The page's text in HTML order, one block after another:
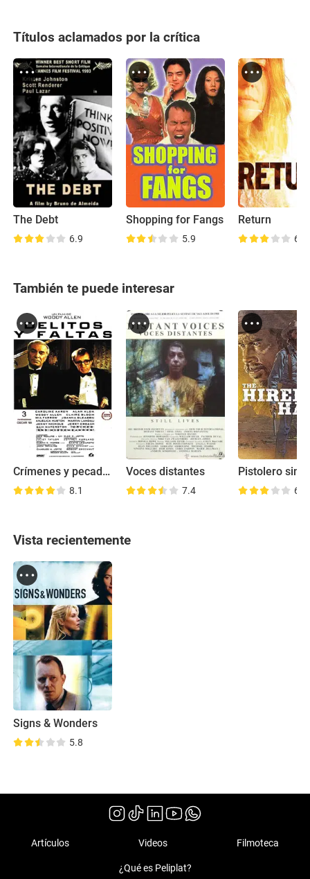
Títulos aclamados por la crítica
The Debt
6.9
Shopping for Fangs
5.9
Return
6.0
También te puede interesar
Crímenes y pecados
8.1
Voces distantes
7.4 6.9
Vista recientemente
Signs & Wonders
5.8
Artículos Videos Filmoteca
¿Qué es Peliplat?